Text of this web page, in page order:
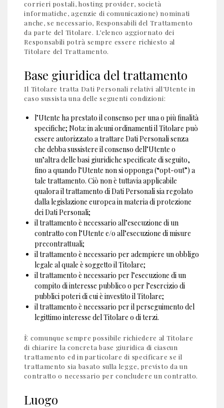
corrieri postali, hosting provider, società
informatiche, agenzie di comunicazione) nominati
anche, se necessario, Responsabili del Trattamento
da parte del Titolare. L’elenco aggiornato dei
Responsabili potrà sempre essere richiesto al
Titolare del Trattamento.
Base giuridica del trattamento
Il Titolare tratta Dati Personali relativi all’Utente in
caso sussista una delle seguenti condizioni:
l’Utente ha prestato il consenso per una o più finalità
specifiche; Nota: in alcuni ordinamenti il Titolare può
essere autorizzato a trattare Dati Personali senza
che debba sussistere il consenso dell’Utente o
un’altra delle basi giuridiche specificate di seguito,
fino a quando l’Utente non si opponga (“opt-out”) a
tale trattamento. Ciò non è tuttavia applicabile
qualora il trattamento di Dati Personali sia regolato
dalla legislazione europea in materia di protezione
dei Dati Personali;
il trattamento è necessario all’esecuzione di un
contratto con l’Utente e/o all’esecuzione di misure
precontrattuali;
il trattamento è necessario per adempiere un obbligo
legale al quale è soggetto il Titolare;
il trattamento è necessario per l’esecuzione di un
compito di interesse pubblico o per l’esercizio di
pubblici poteri di cui è investito il Titolare;
il trattamento è necessario per il perseguimento del
legittimo interesse del Titolare o di terzi.
È comunque sempre possibile richiedere al Titolare
di chiarire la concreta base giuridica di ciascun
trattamento ed in particolare di specificare se il
trattamento sia basato sulla legge, previsto da un
contratto o necessario per concludere un contratto.
Luogo